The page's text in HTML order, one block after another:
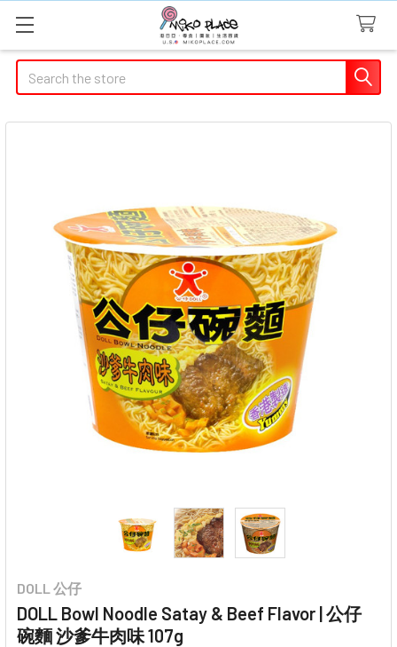
Search
DOLL 公仔
DOLL Bowl Noodle Satay & Beef Flavor | 公仔
碗麵 沙爹牛肉味 107g